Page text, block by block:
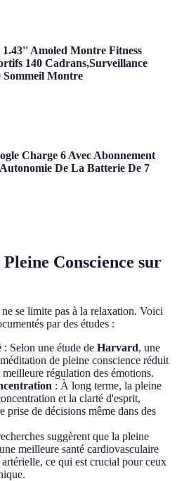
Amoled Montre Fitness
140 Cadrans,Surveillance
Sommeil Montre
Charge 6 Avec Abonnement
De La Batterie De 7
Conscience sur
se limite pas à la relaxation. Voici
par des études :
: Selon une étude de Harvard, une
de pleine conscience réduit
régulation des émotions.
: À long terme, la pleine
et la clarté d'esprit,
prise de décisions même dans des
suggèrent que la pleine
meilleure santé cardiovasculaire
artérielle, ce qui est crucial pour ceux